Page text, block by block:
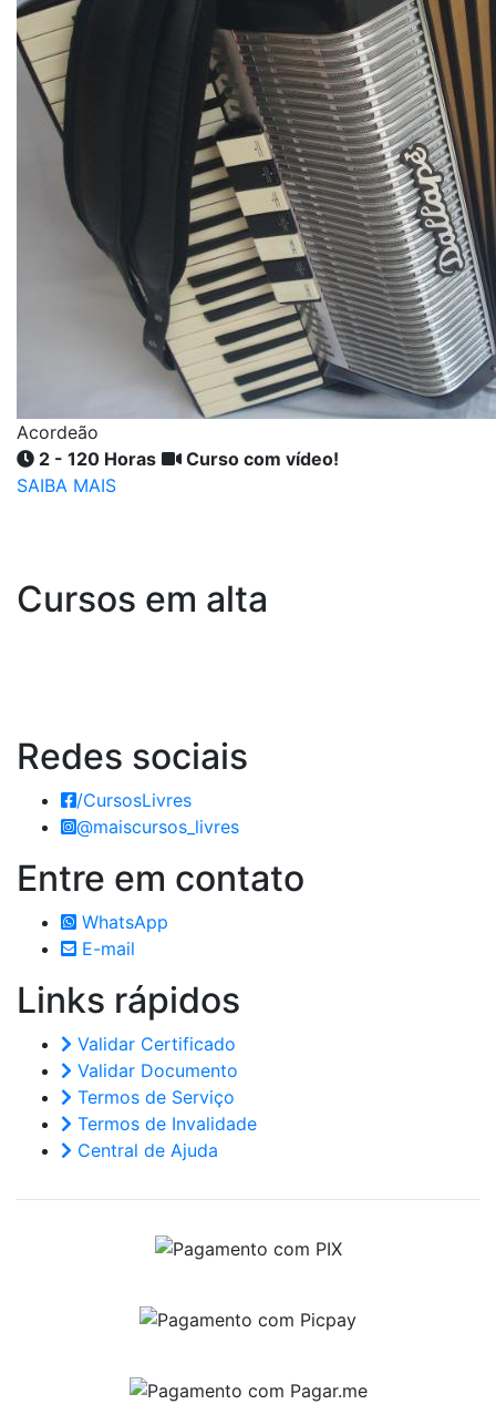
Acordeão
2 - 120 Horas
Curso com vídeo!
SAIBA MAIS
Cursos em alta
Redes sociais
/CursosLivres
@maiscursos_livres
Entre em contato
WhatsApp
E-mail
Links rápidos
Validar Certificado
Validar Documento
Termos de Serviço
Termos de Invalidade
Central de Ajuda